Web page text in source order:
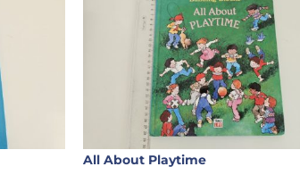
All About Playtime